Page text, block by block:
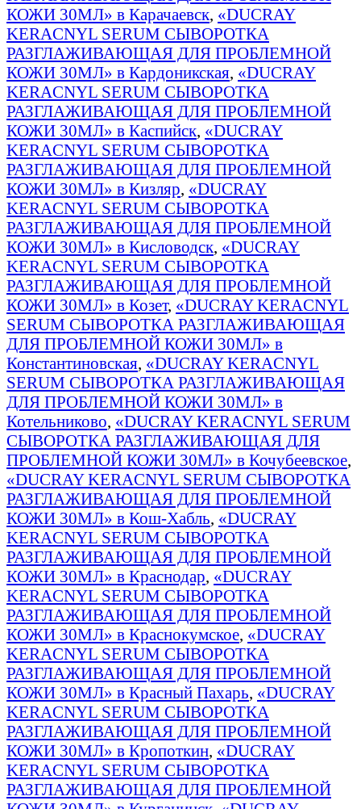
КОЖИ 30МЛ» в Карачаевск, «DUCRAY
KERACNYL SERUM СЫВОРОТКА
РАЗГЛАЖИВАЮЩАЯ ДЛЯ ПРОБЛЕМНОЙ
КОЖИ 30МЛ» в Кардоникская, «DUCRAY
KERACNYL SERUM СЫВОРОТКА
РАЗГЛАЖИВАЮЩАЯ ДЛЯ ПРОБЛЕМНОЙ
КОЖИ 30МЛ» в Каспийск, «DUCRAY
KERACNYL SERUM СЫВОРОТКА
РАЗГЛАЖИВАЮЩАЯ ДЛЯ ПРОБЛЕМНОЙ
КОЖИ 30МЛ» в Кизляр, «DUCRAY
KERACNYL SERUM СЫВОРОТКА
РАЗГЛАЖИВАЮЩАЯ ДЛЯ ПРОБЛЕМНОЙ
КОЖИ 30МЛ» в Кисловодск, «DUCRAY
KERACNYL SERUM СЫВОРОТКА
РАЗГЛАЖИВАЮЩАЯ ДЛЯ ПРОБЛЕМНОЙ
КОЖИ 30МЛ» в Козет, «DUCRAY KERACNYL
SERUM СЫВОРОТКА РАЗГЛАЖИВАЮЩАЯ
ДЛЯ ПРОБЛЕМНОЙ КОЖИ 30МЛ» в
Константиновская, «DUCRAY KERACNYL
SERUM СЫВОРОТКА РАЗГЛАЖИВАЮЩАЯ
ДЛЯ ПРОБЛЕМНОЙ КОЖИ 30МЛ» в
Котельниково, «DUCRAY KERACNYL SERUM
СЫВОРОТКА РАЗГЛАЖИВАЮЩАЯ ДЛЯ
ПРОБЛЕМНОЙ КОЖИ 30МЛ» в Кочубеевское,
«DUCRAY KERACNYL SERUM СЫВОРОТКА
РАЗГЛАЖИВАЮЩАЯ ДЛЯ ПРОБЛЕМНОЙ
КОЖИ 30МЛ» в Кош-Хабль, «DUCRAY
KERACNYL SERUM СЫВОРОТКА
РАЗГЛАЖИВАЮЩАЯ ДЛЯ ПРОБЛЕМНОЙ
КОЖИ 30МЛ» в Краснодар, «DUCRAY
KERACNYL SERUM СЫВОРОТКА
РАЗГЛАЖИВАЮЩАЯ ДЛЯ ПРОБЛЕМНОЙ
КОЖИ 30МЛ» в Краснокумское, «DUCRAY
KERACNYL SERUM СЫВОРОТКА
РАЗГЛАЖИВАЮЩАЯ ДЛЯ ПРОБЛЕМНОЙ
КОЖИ 30МЛ» в Красный Пахарь, «DUCRAY
KERACNYL SERUM СЫВОРОТКА
РАЗГЛАЖИВАЮЩАЯ ДЛЯ ПРОБЛЕМНОЙ
КОЖИ 30МЛ» в Кропоткин, «DUCRAY
KERACNYL SERUM СЫВОРОТКА
РАЗГЛАЖИВАЮЩАЯ ДЛЯ ПРОБЛЕМНОЙ